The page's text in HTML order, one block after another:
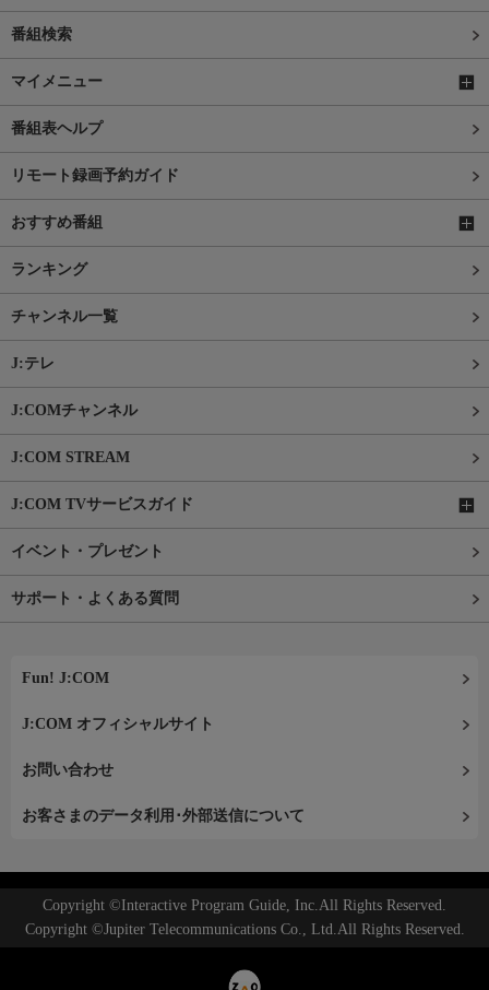
番組検索
マイメニュー
番組表ヘルプ
リモート録画予約ガイド
おすすめ番組
ランキング
チャンネル一覧
J:テレ
J:COMチャンネル
J:COM STREAM
J:COM TVサービスガイド
イベント・プレゼント
サポート・よくある質問
Fun! J:COM
J:COM オフィシャルサイト
お問い合わせ
お客さまのデータ利用･外部送信について
Copyright ©Interactive Program Guide, Inc.All Rights Reserved.
Copyright ©Jupiter Telecommunications Co., Ltd.All Rights Reserved.